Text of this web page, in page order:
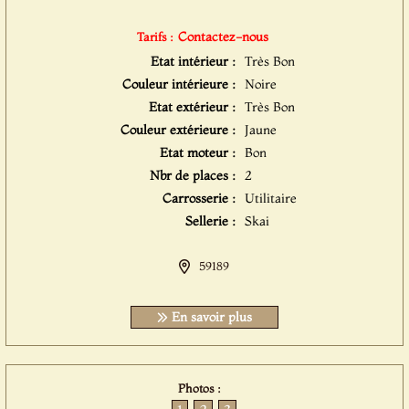
Tarifs : Contactez-nous
Etat intérieur : Très Bon
Couleur intérieure : Noire
Etat extérieur : Très Bon
Couleur extérieure : Jaune
Etat moteur : Bon
Nbr de places : 2
Carrosserie : Utilitaire
Sellerie : Skai
59189
En savoir plus
Photos :